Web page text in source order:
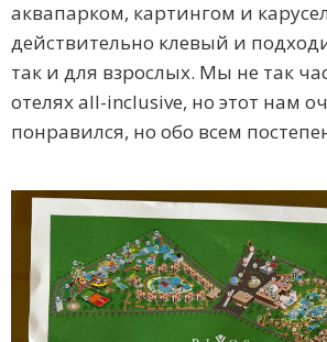
аквапарком, картингом и
действительно клевый и
так и для взрослых. Мы не так
отелях all-inclusive, но этот нам
понравился, но обо всем